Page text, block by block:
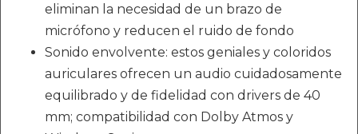
eliminan la necesidad de un brazo de
micrófono y reducen el ruido de fondo
Sonido envolvente: estos geniales y coloridos
auriculares ofrecen un audio cuidadosamente
equilibrado y de fidelidad con drivers de 40
mm; compatibilidad con Dolby Atmos y